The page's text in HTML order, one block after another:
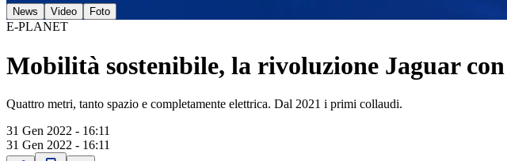
News Video Foto
E-PLANET
Mobilità sostenibile, la rivoluzione Jaguar
Quattro metri, tanto spazio e completamente elettrica. Dal 2021 i primi collaudi.
31 Gen 2022 - 16:11
31 Gen 2022 - 16:11